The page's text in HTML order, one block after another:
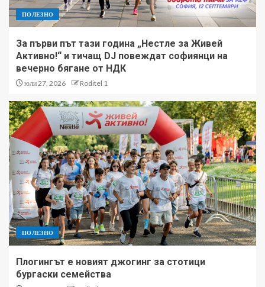
ПОЛЕЗНО
За първи път тази година „Нестле за Живей
Активно!“ и тичащ DJ повеждат софиянци на
вечерно бягане от НДК
юли 27, 2026 Roditel 1
ПОЛЕЗНО
Плогингът е новият джогинг за стотици
бургаски семейства